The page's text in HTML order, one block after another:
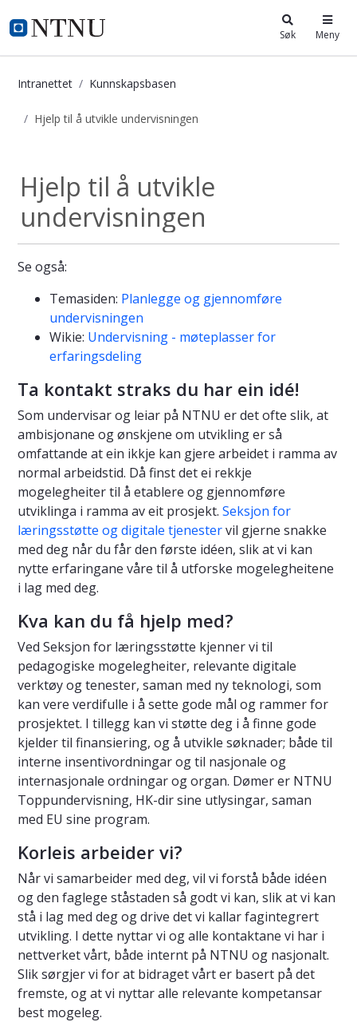
i.ntnu.no Søk Meny
Intranettet Kunnskapsbasen
Hjelp til å utvikle undervisningen
Hjelp til å utvikle
undervisningen
Se også:
Temasiden: Planlegge og gjennomføre
undervisningen
Wikie: Undervisning - møteplasser for
erfaringsdeling
Ta kontakt straks du har ein idé!
Som undervisar og leiar på NTNU er det ofte slik, at
ambisjonane og ønskjene om utvikling er så
omfattande at ein ikkje kan gjere arbeidet i ramma av
normal arbeidstid. Då finst det ei rekkje
mogelegheiter til å etablere og gjennomføre
utviklinga i ramma av eit prosjekt. Seksjon for
læringsstøtte og digitale tjenestervil gjerne snakke
med deg når du får den første idéen, slik at vi kan
nytte erfaringane våre til å utforske mogelegheitene
i lag med deg.
Kva kan du få hjelp med?
Ved Seksjon for læringsstøtte kjenner vi til
pedagogiske mogelegheiter, relevante digitale
verktøy og tenester, saman med ny teknologi, som
kan vere verdifulle i å sette gode mål og rammer for
prosjektet. I tillegg kan vi støtte deg i å finne gode
kjelder til finansiering, og å utvikle søknader; både til
interne insentivordningar og til nasjonale og
internasjonale ordningar og organ. Dømer er NTNU
Toppundervisning, HK-dir sine utlysingar, saman
med EU sine program.
Korleis arbeider vi?
Når vi samarbeider med deg, vil vi forstå både idéen
og den faglege ståstaden så godt vi kan, slik at vi kan
stå i lag med deg og drive det vi kallar fagintegrert
utvikling. I dette nyttar vi og alle kontaktane vi har i
nettverket vårt, både internt på NTNU og nasjonalt.
Slik sørgjer vi for at bidraget vårt er basert på det
fremste, og at vi nyttar alle relevante kompetansar
best mogeleg.